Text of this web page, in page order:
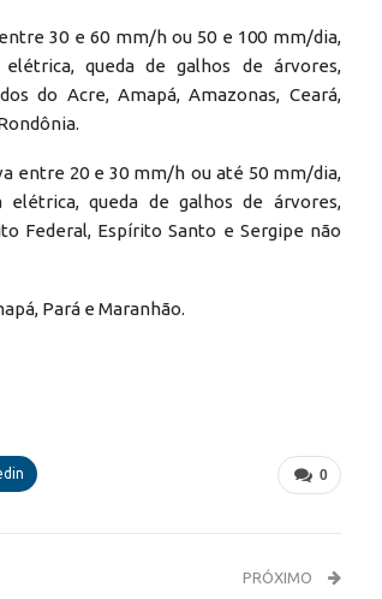
30 e 60 mm/h ou 50 e 100 mm/dia,
queda de galhos de árvores,
do Acre, Amapá, Amazonas, Ceará,
entre 20 e 30 mm/h ou até 50 mm/dia,
queda de galhos de árvores,
Federal, Espírito Santo e Sergipe não
Pará e Maranhão.
0
PRÓXIMO